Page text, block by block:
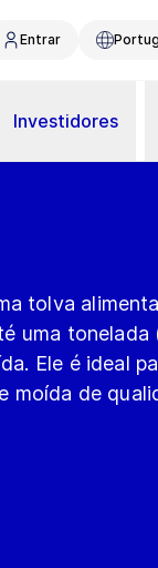
Entrar
Investidores
tolva
uma
Ele é ideal
moída de